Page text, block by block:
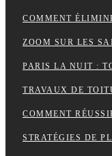
COMMENT